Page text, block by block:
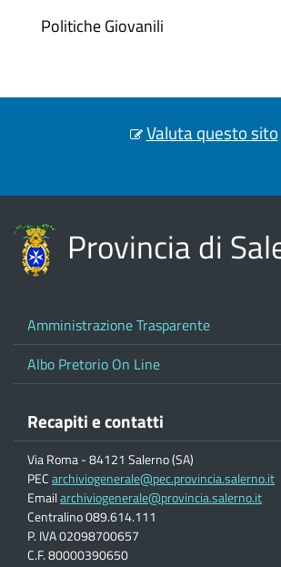
Politiche Giovanili
Valuta questo sito
Provincia di
Amministrazione Trasparente
Albo Pretorio On Line
Recapiti e contatti
Via Roma - 84121 Salerno (SA)
PECarchiviogenerale@pec.provincia.salerno.it
Emailarchiviogenerale@provincia.salerno.it
Centralino 089.614.111
P. IVA 02098700657
C.F. 80000390650